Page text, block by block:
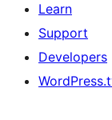
Learn
Support
Developers